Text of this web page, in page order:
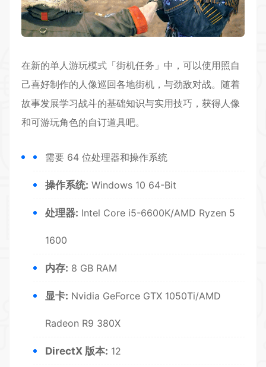
在新的单人 游玩模式「街机任务」中，可以使用照自
己喜好制作的人像巡回各地街机，与劲敌对战。随着
故事发展学习战斗的基础知识与实用技巧，获得人像
和可游玩角色的自订道具吧。
需要 64 位处理器和操作系统
操作系统: Windows 10 64-Bit
处理器: Intel Core i5-6600K/AMD Ryzen 5
1600
内存: 8 GB RAM
显卡: Nvidia GeForce GTX 1050Ti/AMD
Radeon R9 380X
DirectX 版本: 12